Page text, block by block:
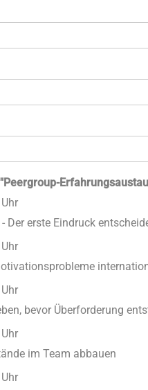
Der erste Eindruck
bevor Überforderung
im Team abbauen